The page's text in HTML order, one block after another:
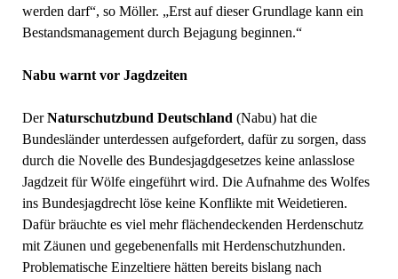
werden darf“, so Möller. „Erst auf dieser Grundlage kann ein
Bestandsmanagement durch Bejagung beginnen.“
Nabu warnt vor Jagdzeiten
DerNaturschutzbund Deutschland (Nabu) hat die
Bundesländer unterdessen aufgefordert, dafür zu sorgen, dass
durch die Novelle des Bundesjagdgesetzes keine anlasslose
Jagdzeit für Wölfe eingeführt wird. Die Aufnahme des Wolfes
ins Bundesjagdrecht löse keine Konflikte mit Weidetieren.
Dafür bräuchte es viel mehr flächendeckenden Herdenschutz
mit Zäunen und gegebenenfalls mit Herdenschutzhunden.
Problematische Einzeltiere hätten bereits bislang nach